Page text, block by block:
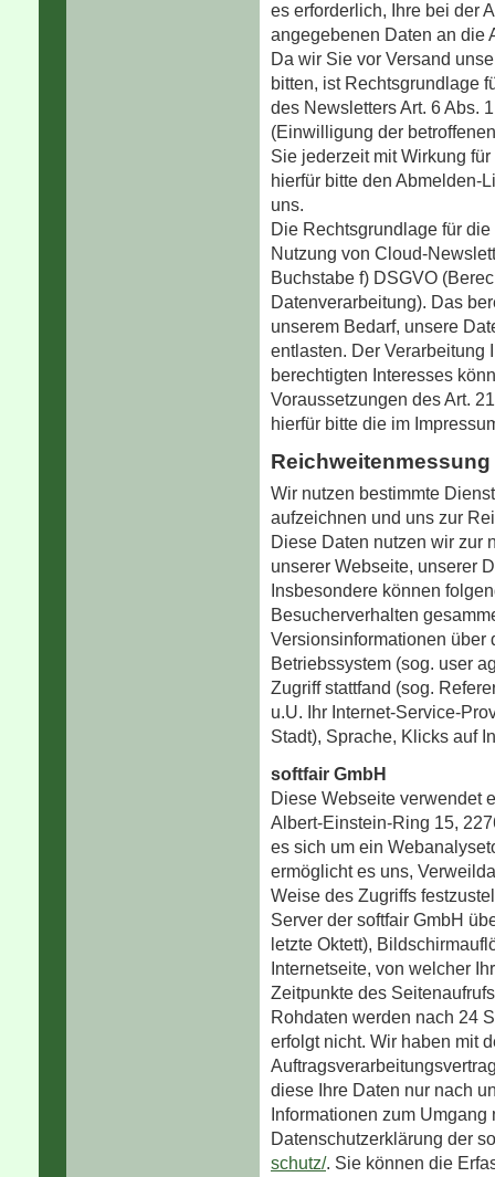
es erforderlich, Ihre bei der
angegebenen Daten an die
Da wir Sie vor Versand
bitten, ist Rechtsgrundlage
des Newsletters Art. 6 Abs.
(Einwilligung der
Sie jederzeit mit Wirkung
hierfür bitte den Abmelden-
uns.
Die Rechtsgrundlage für
Nutzung von Cloud-
Buchstabe f) DSGVO
Datenverarbeitung). Das
unserem Bedarf, unsere
entlasten. Der Verarbeitung
berechtigten Interesses
Voraussetzungen des Art.
hierfür bitte die im
Reichweitenmessung
Wir nutzen bestimmte
aufzeichnen und uns zur
Diese Daten nutzen wir zur
unserer Webseite, unserer
Insbesondere können
Besucherverhalten
Versionsinformationen über
Betriebssystem (sog. user
Zugriff stattfand (sog.
u.U. Ihr Internet-Service-
Stadt), Sprache, Klicks auf
softfair GmbH
Diese Webseite verwendet
Albert-Einstein-Ring 15,
es sich um ein
ermöglicht es uns,
Weise des Zugriffs
Server der softfair GmbH
letzte Oktett),
Internetseite, von welcher
Zeitpunkte des
Rohdaten werden nach 24
erfolgt nicht. Wir haben mit
diese Ihre Daten nur nach
Informationen zum
Datenschutzerklärung der
schutz/. Sie können die